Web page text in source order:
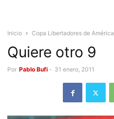
Inicio Copa Libertadores de América
Quiere otro 9
Por Pablo Bufi - 31 enero, 2011